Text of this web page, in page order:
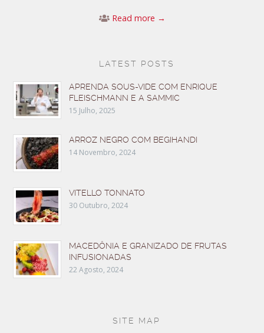
Read more →
LATEST POSTS
APRENDA SOUS-VIDE COM ENRIQUE
FLEISCHMANN E A SAMMIC
15 Julho, 2025
ARROZ NEGRO COM BEGIHANDI
14 Novembro, 2024
VITELLO TONNATO
30 Outubro, 2024
MACEDÔNIA E GRANIZADO DE FRUTAS
INFUSIONADAS
22 Agosto, 2024
SITE MAP